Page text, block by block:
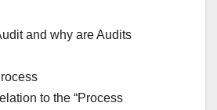
and why are Audits
to the “Process